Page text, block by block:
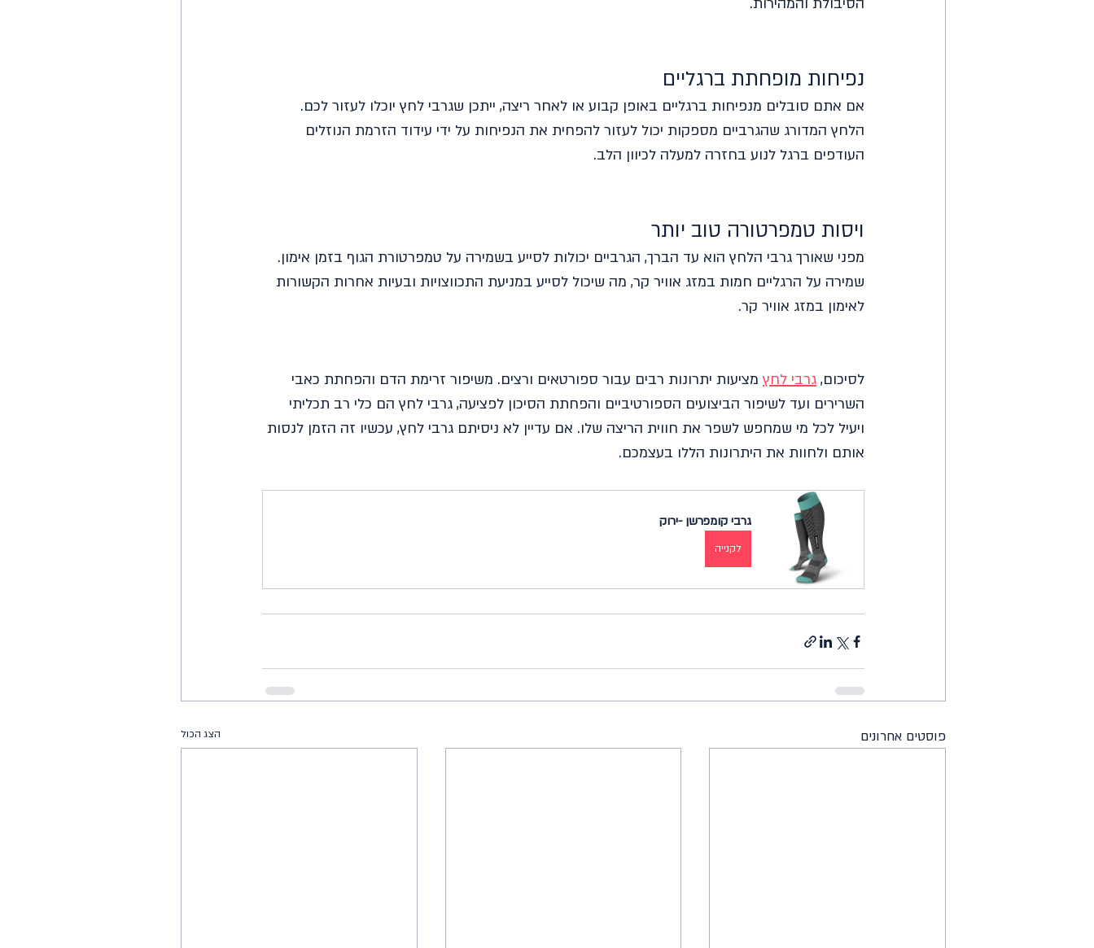
הסיבולת והמהירות.
נפיחות מופחתת ברגליים
אם אתם סובלים מנפיחות ברגליים באופן קבוע או לאחר ריצה, ייתכן שגרבי לחץ יוכלו לעזור לכם.
הלחץ המדורג שהגרביים מספקות יכול לעזור להפחית את הנפיחות על ידי עידוד הזרמת הנוזלים
העודפים ברגל לנוע בחזרה למעלה לכיוון הלב.
ויסות טמפרטורה טוב יותר
מפני שאורך גרבי הלחץ הוא עד הברך, הגרביים יכולות לסייע בשמירה על טמפרטורת הגוף בזמן אימון.
שמירה על הרגליים חמות במזג אוויר קר, מה שיכול לסייע במניעת התכווצויות ובעיות אחרות הקשורות
לאימון במזג אוויר קר.
לסיכום, גרבי לחץ מציעות יתרונות רבים עבור ספורטאים ורצים. משיפור זרימת הדם והפחתת כאבי
השרירים ועד לשיפור הביצועים הספורטיביים והפחתת הסיכון לפציעה, גרבי לחץ הם כלי רב תכליתי
ויעיל לכל מי שמחפש לשפר את חווית הריצה שלו. אם עדיין לא ניסיתם גרבי לחץ, עכשיו זה הזמן לנסות
אותם ולחוות את היתרונות הללו בעצמכם.
גרבי קומפרשן -ירוק
לקנייה
פוסטים אחרונים הצג הכול